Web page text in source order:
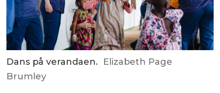
Dans på verandaen. Elizabeth Page
Brumley